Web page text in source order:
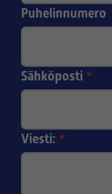
Puhelinnumero
Sähköposti *
Viesti: *